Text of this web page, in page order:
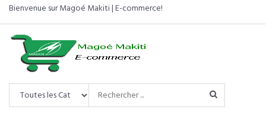
Bienvenue sur Magoé Makiti | E-commerce!
CATÉGORIES
MENU